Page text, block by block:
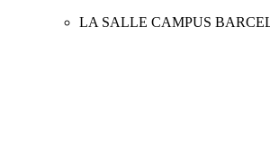
LA SALLE CAMPUS